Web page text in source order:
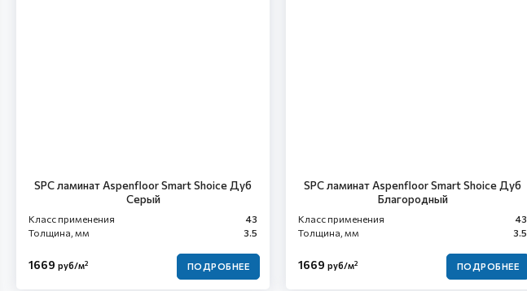
SPC ламинат Aspenfloor Smart Shoice Дуб
Серый
Класс применения
43
Толщина, мм
3.5
1669 руб/м2 ПОДРОБНЕЕ
SPC ламинат Aspenfloor Smart Shoice Дуб
Благородный
Класс применения
43
Толщина, мм
3.5
1669 руб/м2 ПОДРОБНЕЕ